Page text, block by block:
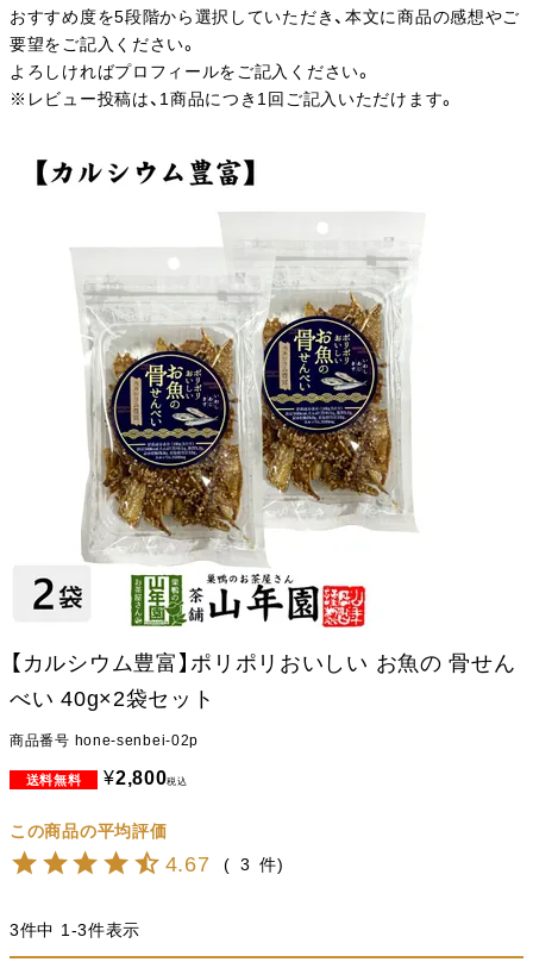
おすすめ度を5段階から選択していただき、本文に商品の感想やご
要望をご記入ください。
よろしければプロフィールをご記入ください。
※レビュー投稿は、1商品につき1回ご記入いただけます。
【カルシウム豊富】ポリポリおいしい お魚の 骨せん
べい 40g×2袋セット
商品番号 hone-senbei-02p
¥2,800税込
4.67 3
3件中 1-3件表示